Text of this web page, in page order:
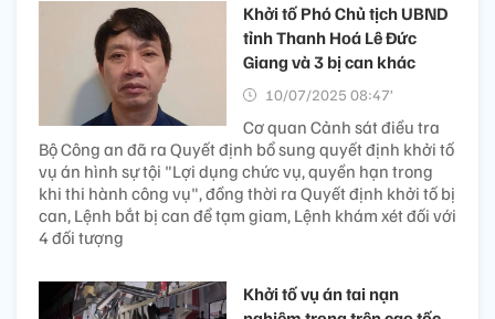
Khởi tố Phó Chủ tịch UBND
tỉnh Thanh Hoá Lê Đức
Giang và 3 bị can khác
10/07/2025 08:47’
Cơ quan Cảnh sát điều tra
Bộ Công an đã ra Quyết định bổ sung quyết định khởi tố
vụ án hình sự tội "Lợi dụng chức vụ, quyền hạn trong
khi thi hành công vụ", đồng thời ra Quyết định khởi tố bị
can, Lệnh bắt bị can để tạm giam, Lệnh khám xét đối với
4 đối tượng
Khởi tố vụ án tai nạn